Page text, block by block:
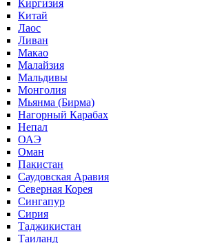
Киргизия
Китай
Лаос
Ливан
Макао
Малайзия
Мальдивы
Монголия
Мьянма (Бирма)
Нагорный Карабах
Непал
ОАЭ
Оман
Пакистан
Саудовская Аравия
Северная Корея
Сингапур
Сирия
Таджикистан
Таиланд